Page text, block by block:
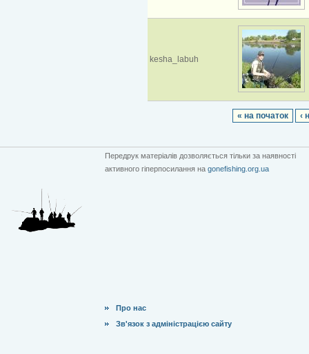
kesha_labuh
« на початок ‹
Передрук матеріалів дозволяється тільки за наявності
активного гіперпосилання на gonefishing.org.ua
Про нас
Зв'язок з адміністрацією сайту